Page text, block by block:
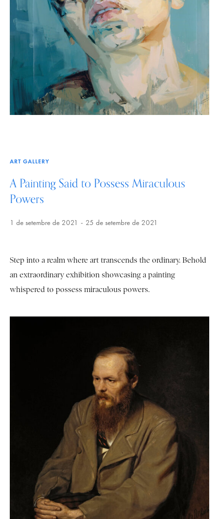
ART GALLERY
A Painting Said to Possess Miraculous
Powers
1 de setembre de 2021 25 de setembre de 2021
Step into a realm where art transcends the ordinary. Behold
an extraordinary exhibition showcasing a painting
whispered to possess miraculous powers.